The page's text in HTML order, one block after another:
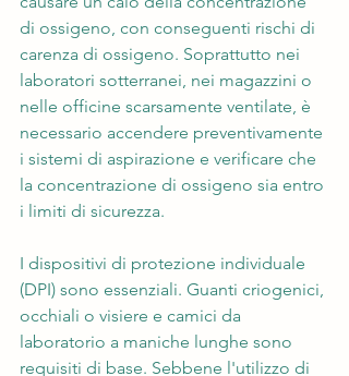
di ossigeno, con conseguenti rischi di
carenza di ossigeno. Soprattutto nei
laboratori sotterranei, nei magazzini o
nelle officine scarsamente ventilate, è
necessario accendere preventivamente
i sistemi di aspirazione e verificare che
la concentrazione di ossigeno sia entro
i limiti di sicurezza.
I dispositivi di protezione individuale
(DPI) sono essenziali. Guanti criogenici,
occhiali o visiere e camici da
laboratorio a maniche lunghe sono
requisiti di base. Sebbene l'utilizzo di